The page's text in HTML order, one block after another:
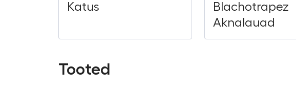
Katus
Blachotrapez
Aknalauad
Tooted